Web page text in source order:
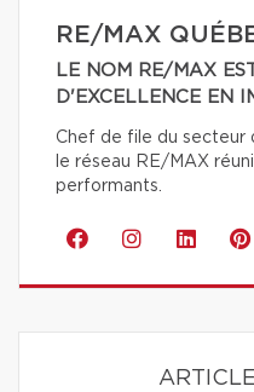
RE/MAX
LE NOM RE/MAX
D'EXCELLENCE EN
Chef de file du secteur
le réseau RE/MAX
performants.